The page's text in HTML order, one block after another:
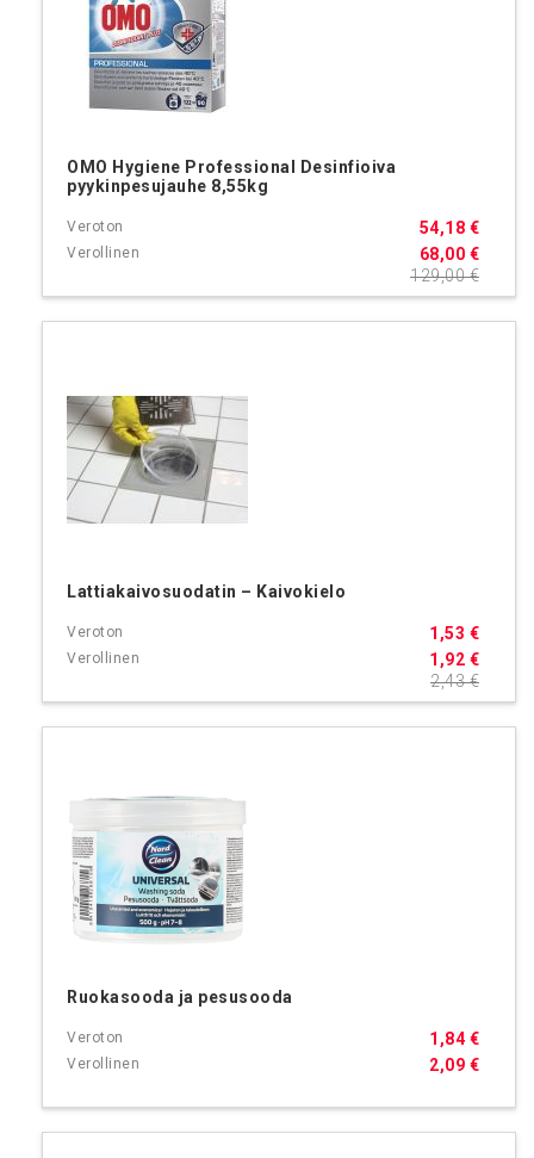
OMO Hygiene Professional Desinfioiva
pyykinpesujauhe 8,55kg
68,00 €
54,18 €
129,00 €
Lattiakaivosuodatin – Kaivokielo
1,92 €
1,53 €
2,43 €
Ruokasooda ja pesusooda
2,09 €
1,84 €